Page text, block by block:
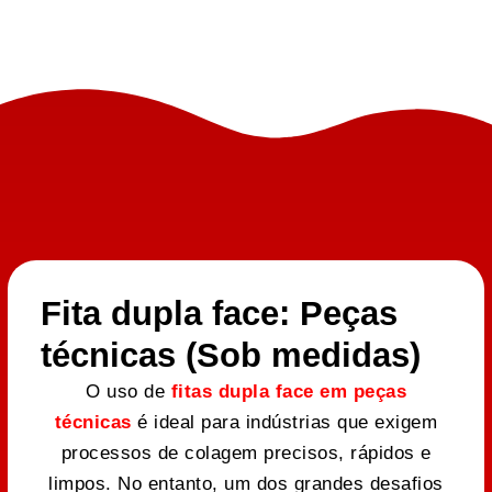
Fita dupla face: Peças
técnicas (Sob medidas)
O uso de fitas dupla face em peças
técnicas é ideal para indústrias que exigem
processos de colagem precisos, rápidos e
limpos. No entanto, um dos grandes desafios